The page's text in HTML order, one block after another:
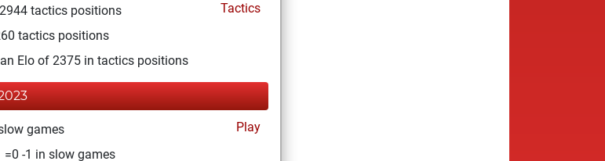
tactics positions
Tactics
tactics positions
Elo of 2375 in tactics positions
games
Play
=0 -1 in slow games